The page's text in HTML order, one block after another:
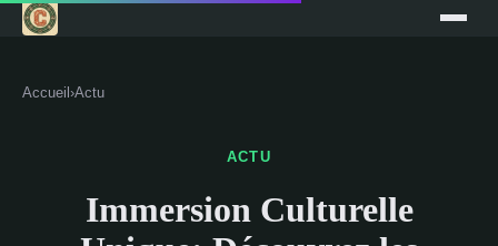
Accueil ›Actu
ACTU
Immersion Culturelle